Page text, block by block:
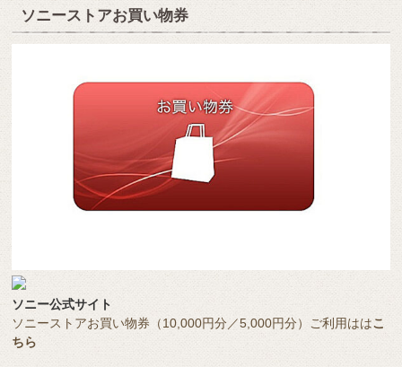
ソニーストアお買い物券
ソニー公式サイト
ソニーストアお買い物券（10,000円分／5,000円分）ご利用ははこ
ちら